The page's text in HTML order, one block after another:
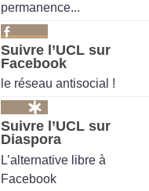
permanence...
Suivre l’UCL sur
Facebook
le réseau antisocial !
Suivre l’UCL sur
Diaspora
L’alternative libre à
Facebook